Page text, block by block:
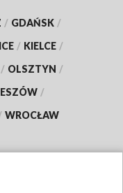
/ GDAŃSK /
/ KIELCE /
/ OLSZTYN /
/
WROCŁAW